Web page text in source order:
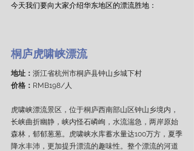
今天我们要向大家介绍华东地区的漂流胜地：
桐庐虎啸峡漂流
地址： 浙江省杭州市桐庐县钟山乡城下村
价格： RMB198/人
虎啸峡漂流景区，位于桐庐西南部山区钟山乡境内，
长峡曲折幽静，峡内怪石嶙峋，水流湍急，两岸原始
森林，郁郁葱葱。虎啸峡水库蓄水量达100万方，夏季
降水丰沛，更加提升漂流的趣味性。整个漂流的河道